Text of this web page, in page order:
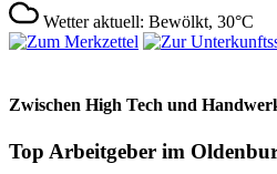
Wetter aktuell: Bewölkt, 30°C
Zwischen High Tech und
Top Arbeitgeber im